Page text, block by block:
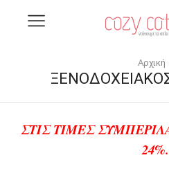
Αρχική
ΣΤΙΣ ΤΙΜΕΣ
24%.